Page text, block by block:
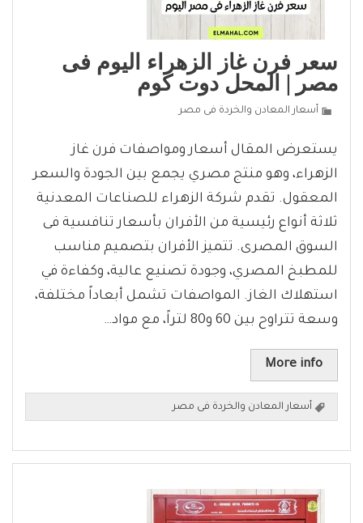
سعر فرن غاز الزهراء اليوم فى
مصر | المحل دوت كوم
أسعار المعادن والخردة فى مصر
يستعرض المقال أسعار ومواصفات فرن غاز
الزهراء، وهو منتج مصري يجمع بين الجودة والسعر
المعقول. تقدم شركة الزهراء للصناعات المعدنية
ثلاثة أنواع رئيسية من الأفران بأسعار تنافسية فى
السوق المصرى. تتميز الأفران بتصميم مناسب
للمطبخ المصري، وجودة تصنيع عالية، وكفاءة في
استهلاك الغاز. المواصفات تشمل أبعاداً مختلفة،
وسعة تتراوح بين 60 و80 لتراً، مع مواد…
More info
أسعار المعادن والخردة فى مصر